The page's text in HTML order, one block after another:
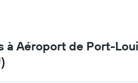
à Aéroport de Port-